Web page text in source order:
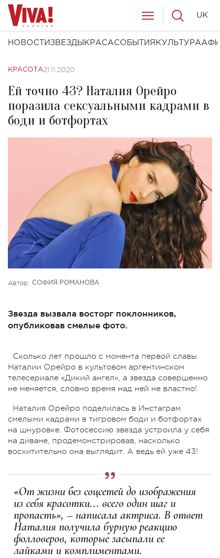
НОВОСТИ ЗВЕЗДЫ КРАСАСОБЫТИЯ КУЛЬТУРА
UK
КРАСОТА21.11.2020
Ей точно 43? Наталия Орейро
поразила сексуальными кадрами в
боди и ботфортах
Автор: СОФИЯ РОМАНОВА
Звезда вызвала восторг поклонников,
опубликовав смелые фото.
Сколько лет прошло с момента первой славы
Наталии Орейро в культовом аргентинском
телесериале «Дикий ангел», а звезда совершенно
не меняется, словно время над ней не властно!
Наталия Орейро поделилась в Инстаграм
смелыми кадрами в тигровом боди и ботфортах
на шнуровке. Фотосессию звезда устроила у себя
на диване, продемонстрировав, насколько
восхитительно она выглядит. А ведь ей уже 43!
«От жизни без соцсетей до изображения
из себя красотки... всего один шаг и
пропасть», – написала актриса. В ответ
Наталия получила бурную реакцию
фолловеров, которые засыпали ее
лайками и комплиментами.